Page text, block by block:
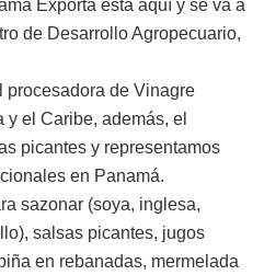
Exporta está aquí y se va a
de Desarrollo Agropecuario,
procesadora de Vinagre
el Caribe, además, el
picantes y representamos
en Panamá.
sazonar (soya, inglesa,
salsas picantes, jugos
en rebanadas, mermelada